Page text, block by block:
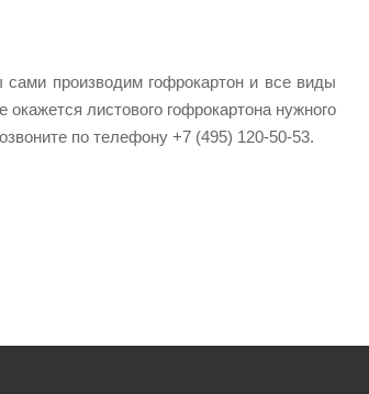
производим гофрокартон и все виды
листового гофрокартона нужного
по телефону +7 (495) 120-50-53.